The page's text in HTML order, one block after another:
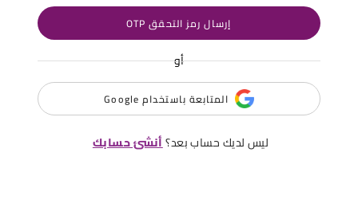
إرسال رمز التحقق OTP
أو
المتابعة باستخدام Google
ليس لديك حساب بعد؟أنشئ حسابك